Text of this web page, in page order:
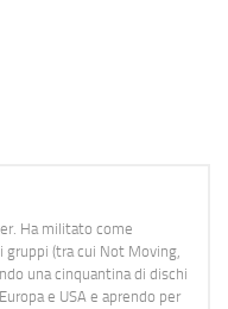
Ha militato come
(tra cui Not Moving,
una cinquantina di dischi
e USA e aprendo per